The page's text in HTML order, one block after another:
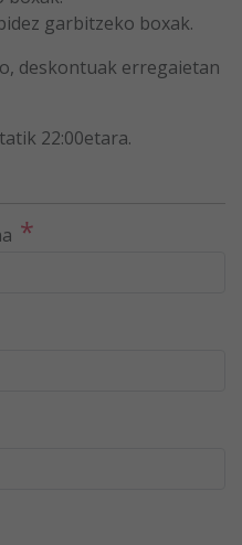
garbitzeko boxak.
deskontuak erregaietan
22:00etara.
*